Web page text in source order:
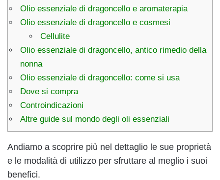
Olio essenziale di dragoncello e aromaterapia
Olio essenziale di dragoncello e cosmesi
Cellulite
Olio essenziale di dragoncello, antico rimedio della
nonna
Olio essenziale di dragoncello: come si usa
Dove si compra
Controindicazioni
Altre guide sul mondo degli oli essenziali
Andiamo a scoprire più nel dettaglio le sue proprietà
e le modalità di utilizzo per sfruttare al meglio i suoi
benefici.